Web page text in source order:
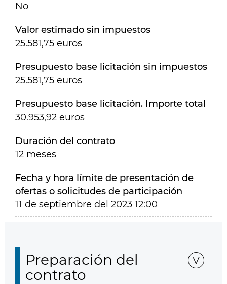
No
Valor estimado sin impuestos
25.581,75 euros
Presupuesto base licitación sin impuestos
25.581,75 euros
Presupuesto base licitación. Importe total
30.953,92 euros
Duración del contrato
12 meses
Fecha y hora límite de presentación de
ofertas o solicitudes de participación
11 de septiembre del 2023 12:00
Preparación del
contrato